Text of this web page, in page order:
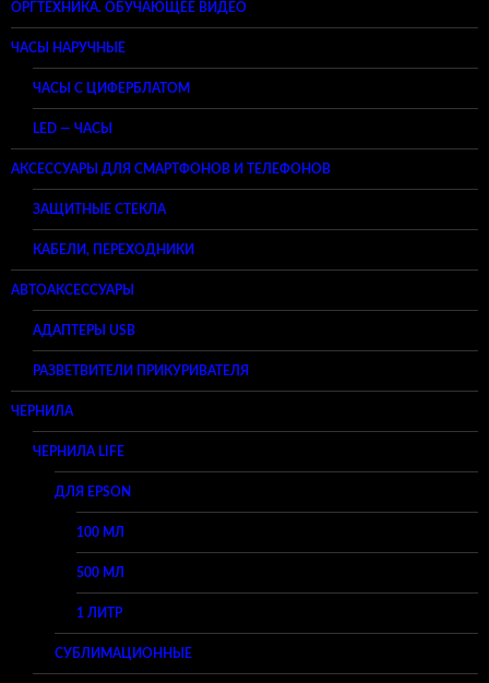
ОРГТЕХНИКА. ОБУЧАЮЩЕЕ ВИДЕО
ЧАСЫ НАРУЧНЫЕ
ЧАСЫ С ЦИФЕРБЛАТОМ
LED — ЧАСЫ
АКСЕССУАРЫ ДЛЯ СМАРТФОНОВ И ТЕЛЕФОНОВ
ЗАЩИТНЫЕ СТЕКЛА
КАБЕЛИ, ПЕРЕХОДНИКИ
АВТОАКСЕССУАРЫ
АДАПТЕРЫ USB
РАЗВЕТВИТЕЛИ ПРИКУРИВАТЕЛЯ
ЧЕРНИЛА
ЧЕРНИЛА LIFE
ДЛЯ EPSON
100 МЛ
500 МЛ
1 ЛИТР
СУБЛИМАЦИОННЫЕ